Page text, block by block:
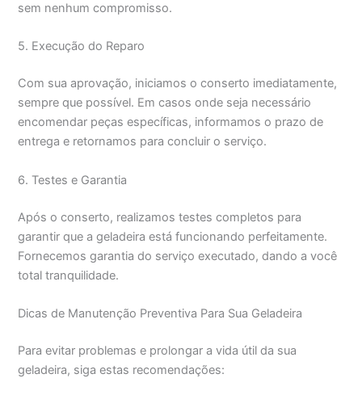
sem nenhum compromisso.
5. Execução do Reparo
Com sua aprovação, iniciamos o conserto imediatamente,
sempre que possível. Em casos onde seja necessário
encomendar peças específicas, informamos o prazo de
entrega e retornamos para concluir o serviço.
6. Testes e Garantia
Após o conserto, realizamos testes completos para
garantir que a geladeira está funcionando perfeitamente.
Fornecemos garantia do serviço executado, dando a você
total tranquilidade.
Dicas de Manutenção Preventiva Para Sua Geladeira
Para evitar problemas e prolongar a vida útil da sua
geladeira, siga estas recomendações: